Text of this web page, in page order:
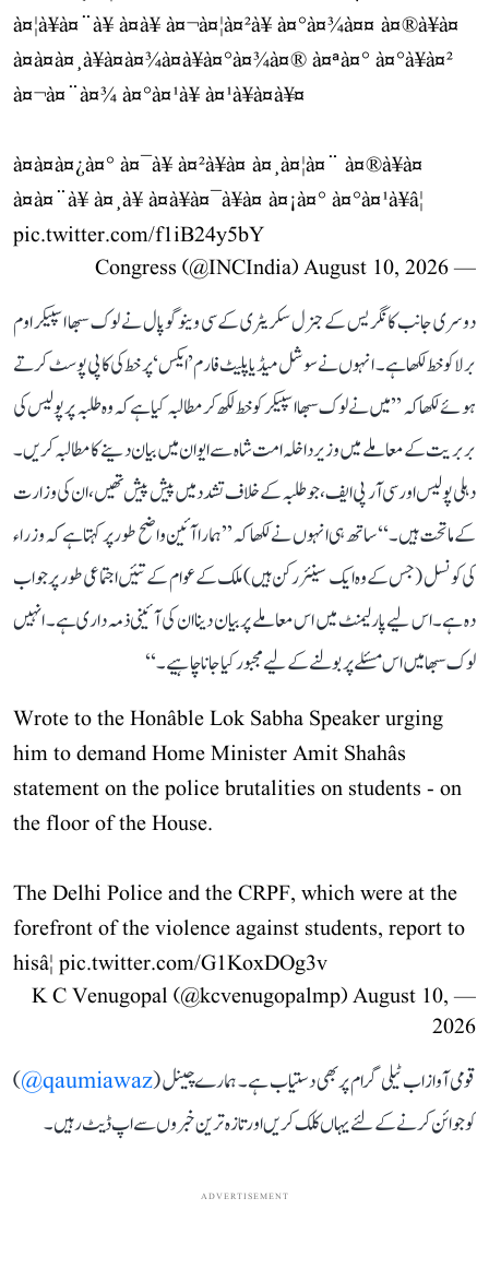
à¤¦à¥à¤¨à¥ à¤à¥ à¤¬à¤¦à¤²à¥ à¤°à¤¾à¤¤ à¤®à¥à¤
à¤à¤à¤¸à¥à¤à¤¾à¤à¥à¤°à¤¾à¤® à¤ªà¤° à¤°à¥à¤²
à¤¬à¤¨à¤¾ à¤°à¤¹à¥ à¤¹à¥à¤à¥¤
à¤à¤à¤¿à¤° à¤¯à¥ à¤²à¥à¤ à¤¸à¤¦à¤¨ à¤®à¥à¤
à¤à¤¨à¥ à¤¸à¥ à¤à¥à¤¯à¥à¤ à¤¡à¤° à¤°à¤¹à¥â¦
pic.twitter.com/f1iB24y5bY
— Congress (@INCIndia)
August 10, 2026
دوسری جانب کانگریس کے جنرل سکریٹری کے سی وینوگوپال نے لوک سبھا اسپیکر اوم
برلا کو خط لکھا ہے۔ انہوں نے سوشل میڈیا پلیٹ فارم ’ایکس‘ پر خط کی کاپی پوسٹ کرتے
ہوئے لکھا کہ ’’میں نے لوک سبھا اسپیکر کو خط لکھ کر مطالبہ کیا ہے کہ وہ طلبہ پر پولیس کی
بربریت کے معاملے میں وزیر داخلہ امت شاہ سے ایوان میں بیان دینے کا مطالبہ کریں۔
دہلی پولیس اور سی آر پی ایف، جو طلبہ کے خلاف تشدد میں پیش پیش تھیں، ان کی وزارت
کے ماتحت ہیں۔‘‘ ساتھ ہی انہوں نے لکھا کہ ’’ہمارا آئین واضح طور پر کہتا ہے کہ وزراء
کی کونسل (جس کے وہ ایک سینئر رکن ہیں) ملک کے عوام کے تئیں اجتماعی طور پر جواب
دہ ہے۔ اس لیے پارلیمنٹ میں اس معاملے پر بیان دینا ان کی آئینی ذمہ داری ہے۔ انہیں
لوک سبھا میں اس مسئلے پر بولنے کے لیے مجبور کیا جانا چاہیے۔‘‘
Wrote to the Honâble Lok Sabha Speaker urging
him to demand Home Minister Amit Shahâs
statement on the police brutalities on students - on
the floor of the House.
The Delhi Police and the CRPF, which were at the
forefront of the violence against students, report to
hisâ¦ pic.twitter.com/G1KoxDOg3v
— K C Venugopal (@kcvenugopalmp)
August 10,
2026
قومی آواز اب ٹیلی گرام پر بھی دستیاب ہے۔ ہمارے چینل (qaumiawaz@
)
کو جوائن کرنے کے لئے یہاں کلک کریں اور تازہ ترین خبروں سے اپ ڈیٹ رہیں۔
ADVERTISEMENT